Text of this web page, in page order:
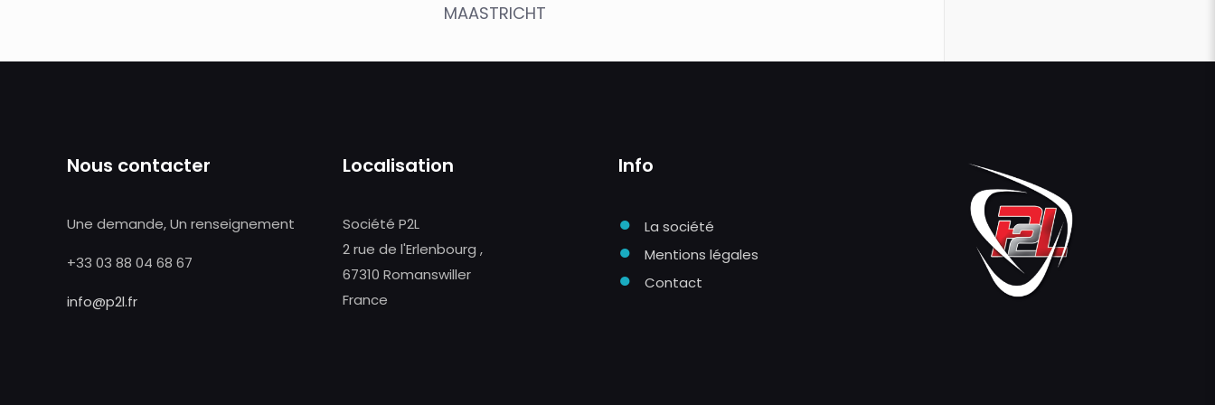
MAASTRICHT
Nous contacter
Une demande, Un renseignement
+33 03 88 04 68 67
info@p2l.fr
Localisation
Société P2L
2 rue de l'Erlenbourg ,
67310 Romanswiller
France
Info
● La société
● Mentions légales
● Contact